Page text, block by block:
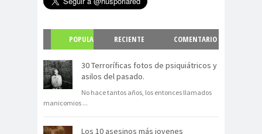
POPULA
R
RECIENTE
COMENTARIO
30 Terroríficas fotos de psiquiátricos y
asilos del pasado.
No hace tantos años, los entonces llamados
manicomios ...
Los 10 asesinos más jovenes